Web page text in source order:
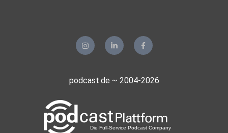
podcast.de ~ 2004-2026